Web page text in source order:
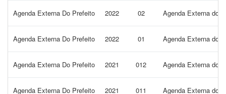
Agenda Externa Do Prefeito 2022 02 Agenda Externa do
Agenda Externa Do Prefeito 2022 01 Agenda Externa do
Agenda Externa Do Prefeito 2021 012 Agenda Externa do
Agenda Externa Do Prefeito 2021 011 Agenda Externa do